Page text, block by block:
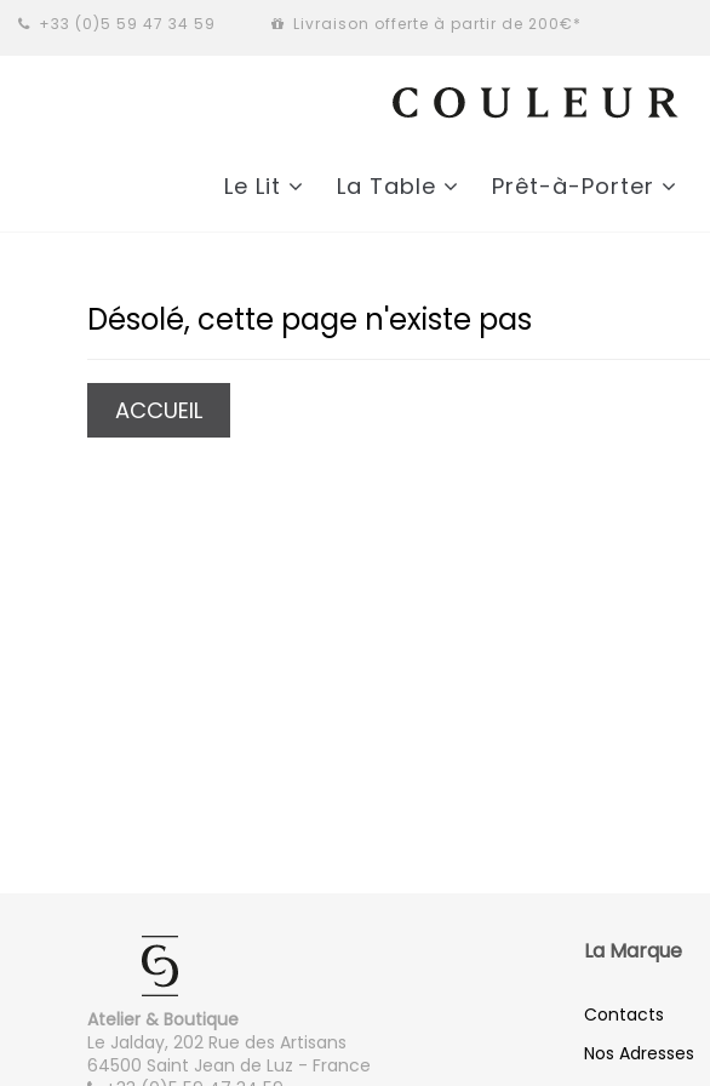
+33 (0)5 59 47 34 59 Livraison offerte à partir de 200€*
Le Lit La Table Prêt-à-Porter
Désolé, cette page n'existe pas
ACCUEIL
Atelier & Boutique
Le Jalday, 202 Rue des Artisans
64500 Saint Jean de Luz - France
La Marque
Contacts
Nos Adresses